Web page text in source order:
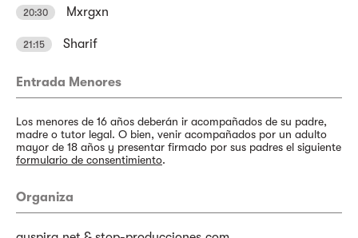
20:30 Mxrgxn
21:15 Sharif
Entrada Menores
Los menores de 16 años deberán ir acompañados de su padre,
madre o tutor legal. O bien, venir acompañados por un adulto
mayor de 18 años y presentar firmado por sus padres el siguiente
formulario de consentimiento.
Organiza